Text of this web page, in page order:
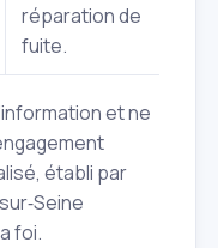
réparation de
fuite.
et ne
établi par
foi.